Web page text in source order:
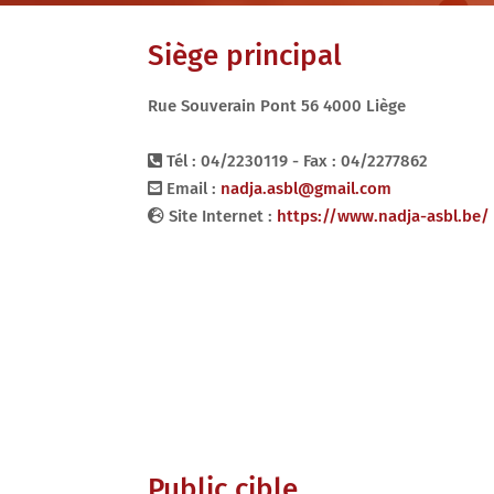
Siège principal
Rue Souverain Pont 56 4000 Liège
Tél : 04/2230119 - Fax : 04/2277862
Email : nadja.asbl@gmail.com
Site Internet : https://www.nadja-asbl.be/